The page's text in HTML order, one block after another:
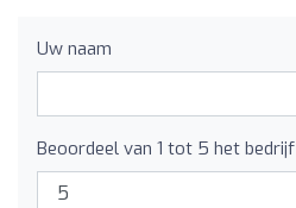
Uw naam
Beoordeel van 1 tot 5 het bedrijf